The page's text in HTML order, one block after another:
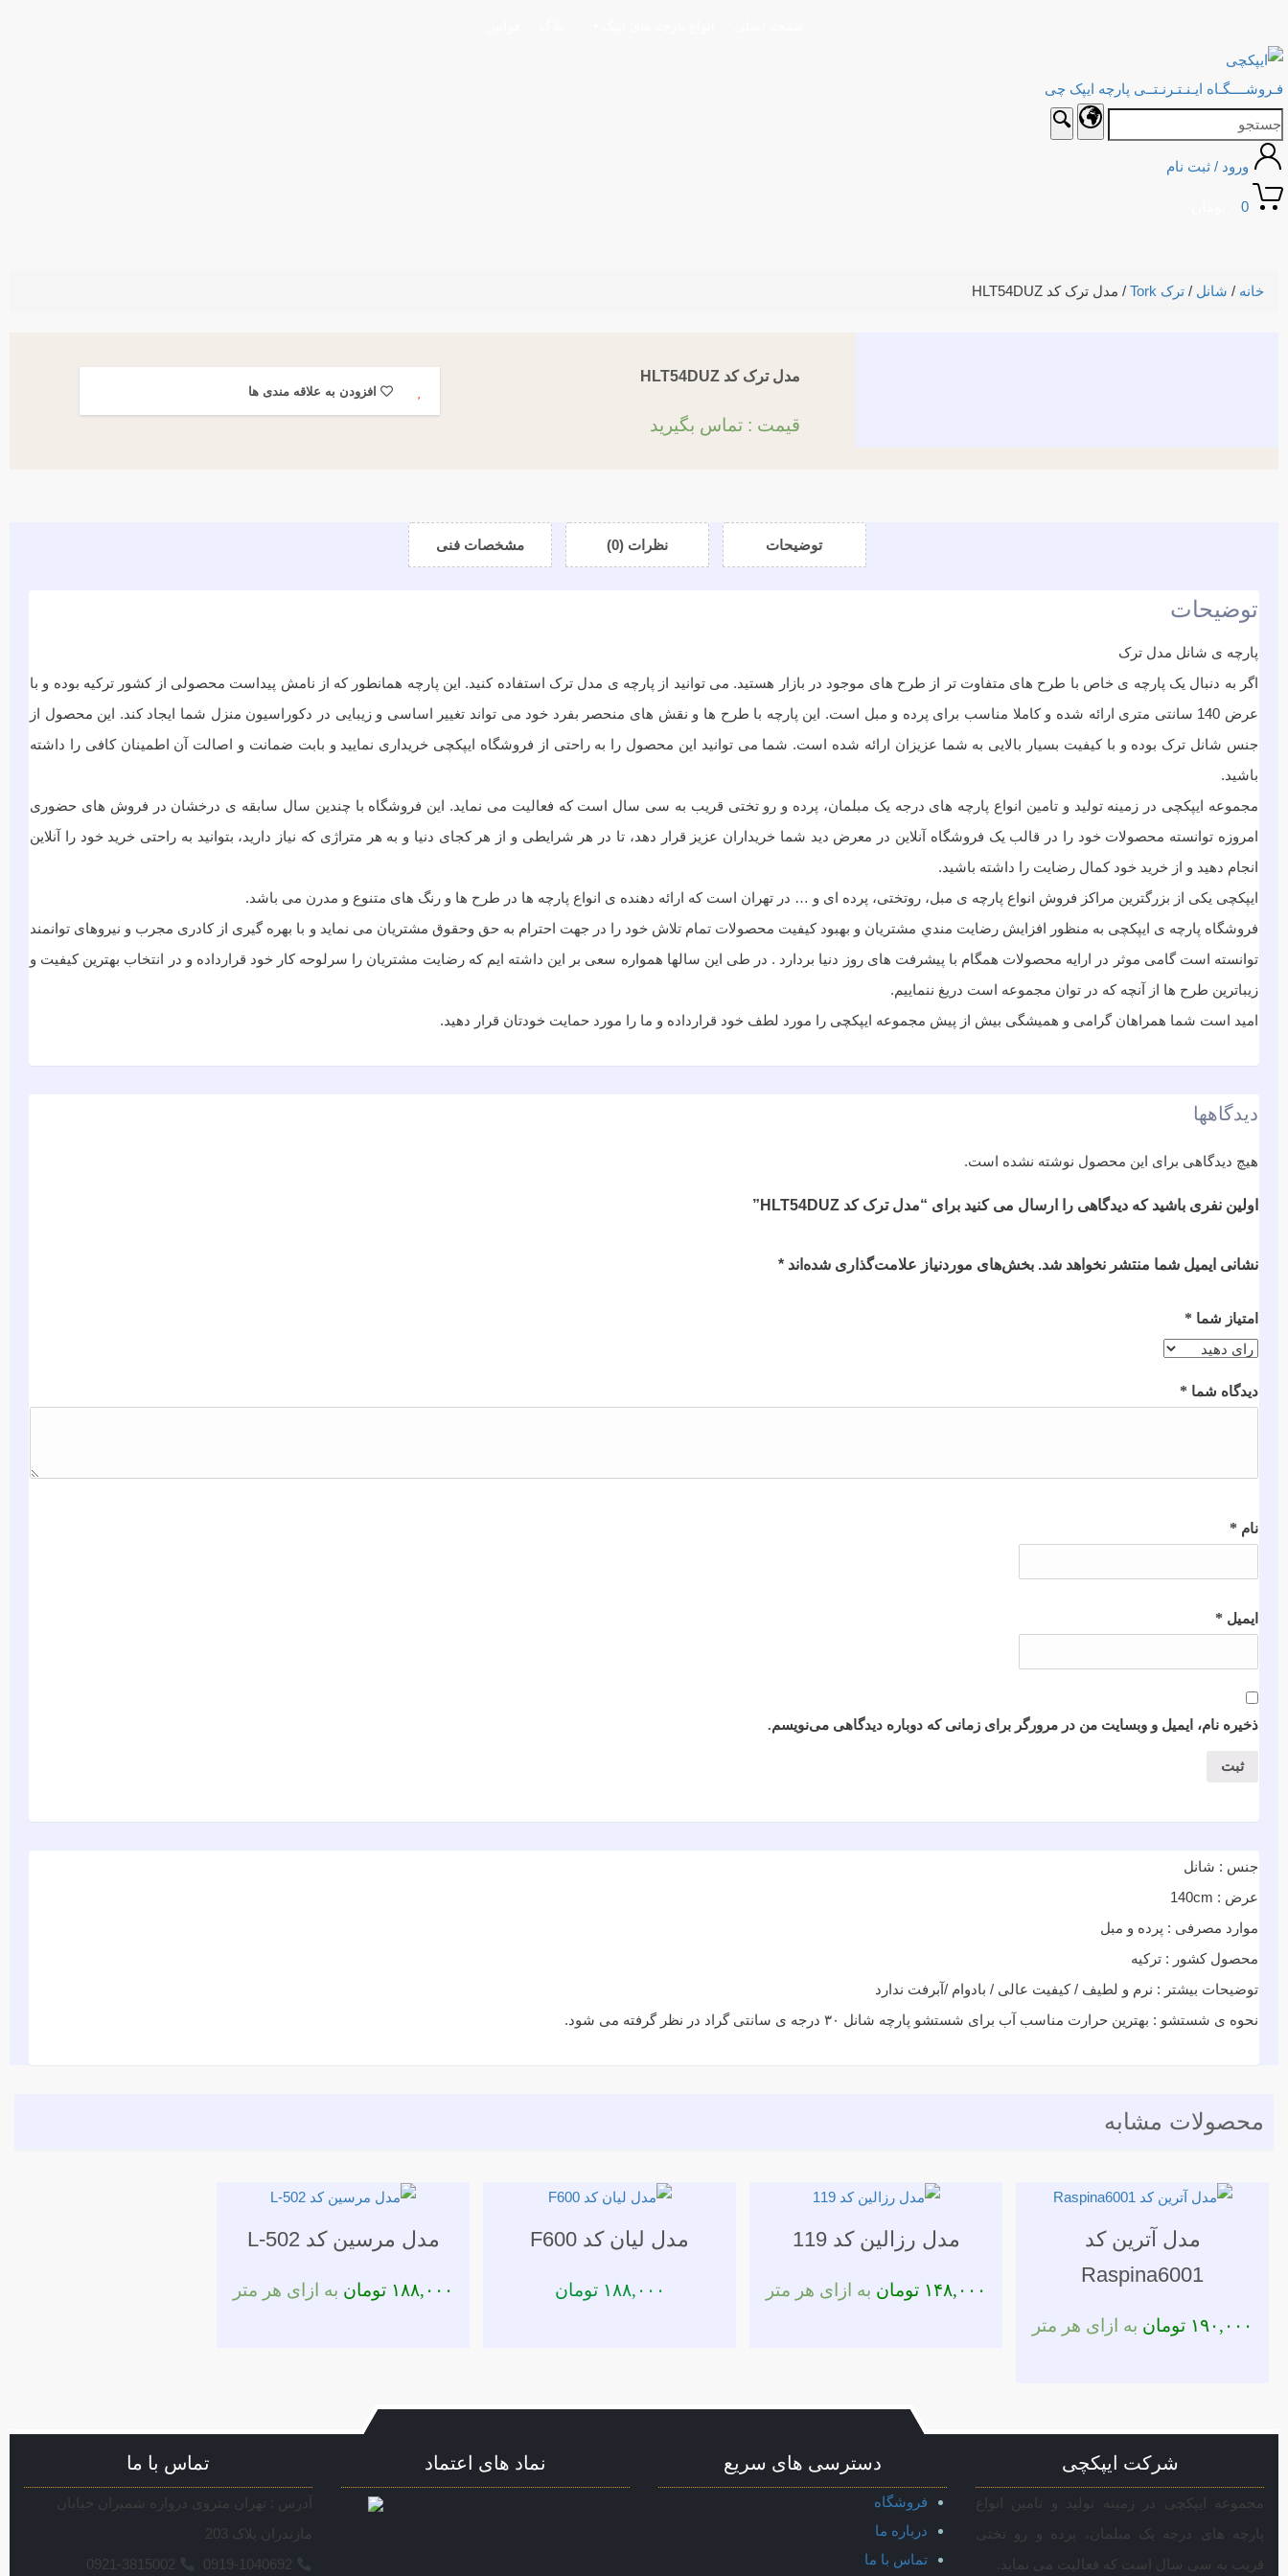
فـروشــــگـاه ایـنـتـرنـتــی پارچه ایپک چی
ورود / ثبت نام
0
خانه / شانل / ترک Tork / مدل ترک کد HLT54DUZ
مدل ترک کد HLT54DUZ
قیمت : تماس بگیرید
افزودن به علاقه مندی ها
توضیحات نظرات (0) مشخصات فنی
توضیحات
پارچه ی شانل مدل ترک
اگر به دنبال یک پارچه ی خاص با طرح های متفاوت تر از طرح های موجود در بازار هستید. می توانید از پارچه ی مدل ترک استفاده کنید. این پارچه همانطور که از نامش پیداست محصولی از کشور ترکیه بوده و با
عرض 140 سانتی متری ارائه شده و کاملا مناسب برای پرده و مبل است. این پارچه با طرح ها و نقش های منحصر بفرد خود می تواند تغییر اساسی و زیبایی در دکوراسیون منزل شما ایجاد کند. این محصول از
جنس شانل ترک بوده و با کیفیت بسیار بالایی به شما عزیزان ارائه شده است. شما می توانید این محصول را به راحتی از فروشگاه ایپکچی خریداری نمایید و بابت ضمانت و اصالت آن اطمینان کافی را داشته
باشید.
مجموعه ایپکچی در زمینه تولید و تامین انواع پارچه های درجه یک مبلمان، پرده و رو تختی قریب به سی سال است که فعالیت می نماید. این فروشگاه با چندین سال سابقه ی درخشان در فروش های حضوری
امروزه توانسته محصولات خود را در قالب یک فروشگاه آنلاین در معرض دید شما خریداران عزیز قرار دهد، تا در هر شرایطی و از هر کجای دنیا و به هر متراژی که نیاز دارید، بتوانید به راحتی خرید خود را آنلاین
انجام دهید و از خرید خود کمال رضایت را داشته باشید.
ایپکچی یکی از بزرگترین مراکز فروش انواع پارچه ی مبل، روتختی، پرده ای و … در تهران است که ارائه دهنده ی انواع پارچه ها در طرح ها و رنگ های متنوع و مدرن می باشد.
فروشگاه پارچه ی ایپکچی به منظور افزايش رضايت مندي مشتريان و بهبود کيفيت محصولات تمام تلاش خود را در جهت احترام به حق وحقوق مشتريان می نماید و با بهره گیری از کادری مجرب و نیروهای توانمند
توانسته است گامی موثر در ارايه محصولات همگام با پیشرفت های روز دنیا بردارد . در طی این سالها همواره سعی بر این داشته ایم که رضایت مشتریان را سرلوحه کار خود قرارداده و در انتخاب بهترین کیفیت و
زیباترین طرح ها از آنچه که در توان مجموعه است دریغ ننماییم.
امید است شما همراهان گرامی و همیشگی بیش از پیش مجموعه ایپکچی را مورد لطف خود قرارداده و ما را مورد حمایت خودتان قرار دهید.
دیدگاهها
هیچ دیدگاهی برای این محصول نوشته نشده است.
اولین نفری باشید که دیدگاهی را ارسال می کنید برای “مدل ترک کد HLT54DUZ”
نشانی ایمیل شما منتشر نخواهد شد. بخش‌های موردنیاز علامت‌گذاری شده‌اند *
امتیاز شما *
دیدگاه شما *
نام *
ایمیل *
ذخیره نام، ایمیل و وبسایت من در مرورگر برای زمانی که دوباره دیدگاهی می‌نویسم.
جنس : شانل
عرض : 140cm
موارد مصرفی : پرده و مبل
محصول کشور : ترکیه
توضیحات بیشتر : نرم و لطیف / کیفیت عالی / بادوام /آبرفت ندارد
نحوه ی شستشو : بهترین حرارت مناسب آب برای شستشو پارچه شانل ۳۰ درجه ی سانتی گراد در نظر گرفته می شود.
محصولات مشابه
مدل آترین کد
Raspina6001
۱۹۰,۰۰۰ تومان به ازای هر متر
مدل رزالین کد 119
۱۴۸,۰۰۰ تومان به ازای هر متر
مدل لیان کد F600
۱۸۸,۰۰۰ تومان
مدل مرسین کد L-502
۱۸۸,۰۰۰ تومان به ازای هر متر
شرکت ایپکچی
مجموعه ایپکچی در زمینه تولید و تامین انواع
پارچه های درجه یک مبلمان، پرده و رو تختی
قریب به سی سال است که فعالیت می نماید.
دسترسی های سریع
فروشگاه
درباره ما
تماس با ما
نماد های اعتماد تماس با ما
آدرس : تهران متروی دروازه شمیران خیابان
مازندران پلاک 203